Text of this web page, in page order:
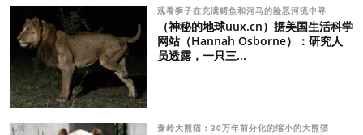
观看狮子在充满鳄鱼和河马的险恶河流中寻
（神秘的地球uux.cn）据美国生活科学
网站（Hannah Osborne）：研究人
员透露，一只三...
秦岭大熊猫：30万年前分化的缩小的大熊猫